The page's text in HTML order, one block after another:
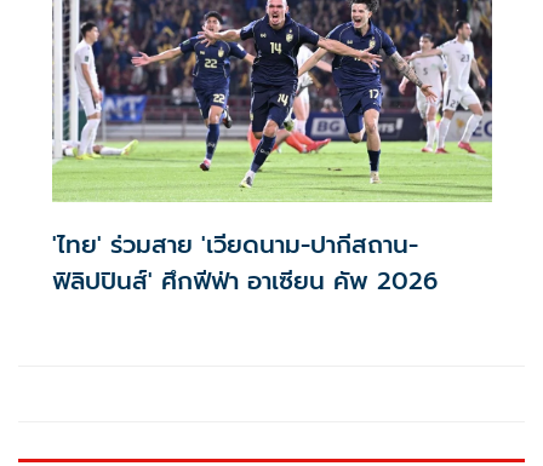
'ไทย' ร่วมสาย 'เวียดนาม-ปากีสถาน-
ฟิลิปปินส์' ศึกฟีฟ่า อาเซียน คัพ 2026